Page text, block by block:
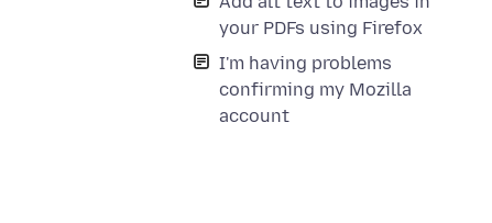
your PDFs using Firefox
I'm having problems
confirming my Mozilla
account